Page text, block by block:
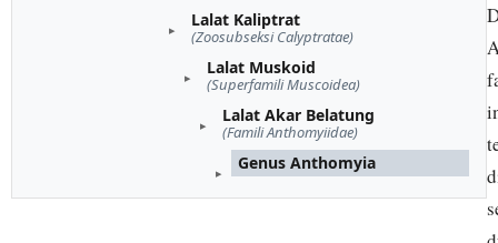
Lalat Kaliptrat
(Zoosubseksi Calyptratae)
Lalat Muskoid
(Superfamili Muscoidea)
Lalat Akar Belatung
(Famili Anthomyiidae)
Genus Anthomyia